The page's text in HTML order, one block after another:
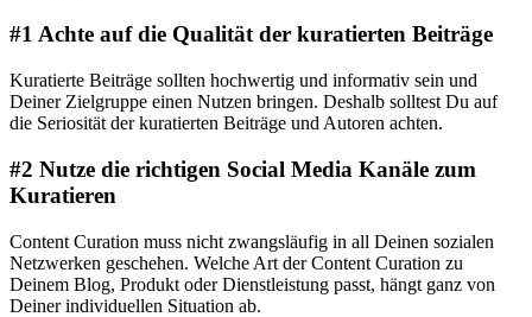
#1 Achte auf die Qualität der kuratierten Beiträge
Kuratierte Beiträge sollten hochwertig und informativ sein und
Deiner Zielgruppe einen Nutzen bringen. Deshalb solltest Du auf
die Seriosität der kuratierten Beiträge und Autoren achten.
#2 Nutze die richtigen Social Media Kanäle zum
Kuratieren
Content Curation muss nicht zwangsläufig in all Deinen sozialen
Netzwerken geschehen. Welche Art der Content Curation zu
Deinem Blog, Produkt oder Dienstleistung passt, hängt ganz von
Deiner individuellen Situation ab.